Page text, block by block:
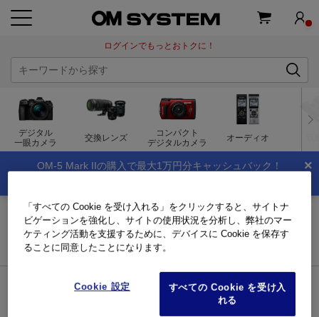
ログインでもっとおトクに！
デジタル
一眼カメラ
交換レンズ
コンパクト
デジタルカメラ
オーディオ
×
OM-5 Mark IIの購入で最大1万円分キャッシュバック！
お買い物ガイド
トップページ ご利用ガイド お買い物ガイド｜製品・オンラインストア
「すべての Cookie を受け入れる」をクリックすると、サイトナ
ビゲーションを強化し、サイトの使用状況を分析し、弊社のマー
ケティング活動を支援するために、デバイスに Cookie を保存す
ることに同意したことになります。
Cookie 設定
すべての Cookie を受け入
れる